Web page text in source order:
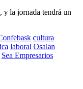
, y la jornada tendrá un
cultura
laboral Osalan
Sea Empresarios